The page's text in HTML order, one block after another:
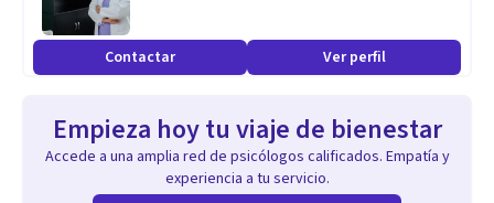
Contactar Ver perfil
Empieza hoy tu viaje de bienestar
Accede a una amplia red de psicólogos calificados. Empatía y
experiencia a tu servicio.